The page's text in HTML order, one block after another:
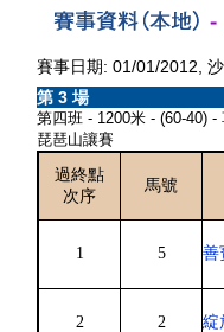
賽事日期: 01/01/2012, 沙
第 3 場
第四班 - 1200米 - (60-40)
琵琶山讓賽
過終點
次序
馬號
1 5 善
2 2 綻